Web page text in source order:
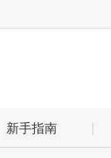
新手指南 |